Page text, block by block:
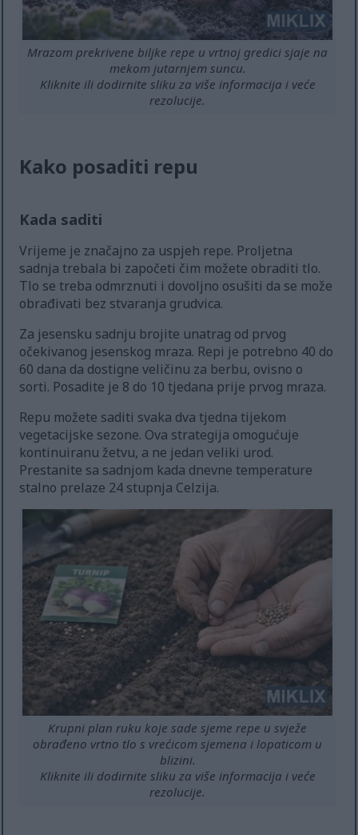
Mrazom prekrivene biljke repe u vrtnoj gredici sjaje na
mekom jutarnjem suncu.
Kliknite ili dodirnite sliku za više informacija i veće
rezolucije.
Kako posaditi repu
Kada saditi
Vrijeme je značajno za uspjeh repe. Proljetna
sadnja trebala bi započeti čim možete obraditi tlo.
Tlo se treba odmrznuti i dovoljno osušiti da se može
obrađivati bez stvaranja grudvica.
Za jesensku sadnju brojite unatrag od prvog
očekivanog jesenskog mraza. Repi je potrebno 40 do
60 dana da dostigne veličinu za berbu, ovisno o
sorti. Posadite je 8 do 10 tjedana prije prvog mraza.
Repu možete saditi svaka dva tjedna tijekom
vegetacijske sezone. Ova strategija omogućuje
kontinuiranu žetvu, a ne jedan veliki urod.
Prestanite sa sadnjom kada dnevne temperature
stalno prelaze 24 stupnja Celzija.
Krupni plan ruku koje sade sjeme repe u svježe
obrađeno vrtno tlo s vrećicom sjemena i lopaticom u
blizini.
Kliknite ili dodirnite sliku za više informacija i veće
rezolucije.